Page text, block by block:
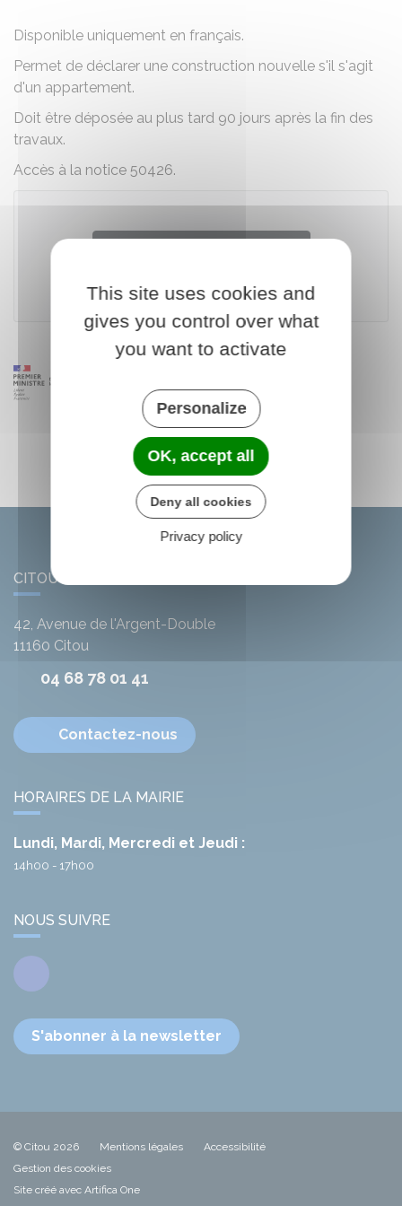
Disponible uniquement en français.
Permet de déclarer une construction nouvelle s'il s'agit
d'un appartement.
Doit être déposée au plus tard 90 jours après la fin des
travaux.
Accès à la notice 50426.
Ministère chargé des finances
CITOU
42, Avenue de l'Argent-Double
11160 Citou
04 68 78 01 41
Contactez-nous
HORAIRES DE LA MAIRIE
Lundi, Mardi, Mercredi et Jeudi :
14h00 - 17h00
NOUS SUIVRE
Facebook
S'abonner à la newsletter
© Citou 2026 Mentions légales
Accessibilité
Gestion des cookies
Site créé avec Artifica One
This site uses cookies and
gives you control over what
you want to activate
Personalize
OK, accept all
Deny all cookies
Privacy policy